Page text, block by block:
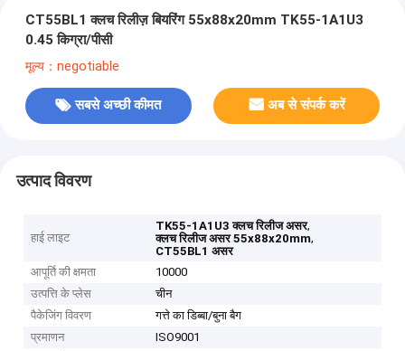
CT55BL1 क्लच रिलीज़ बियरिंग 55x88x20mm TK55-1A1U3
0.45 किग्रा/पीसी
मूल्य：negotiable
सबसे अच्छी कीमत अब से संपर्क करें
उत्पाद विवरण
हाई लाइट
TK55-1A1U3 क्लच रिलीज असर,
क्लच रिलीज असर 55x88x20mm,
CT55BL1 असर
आपूर्ति की क्षमता
10000
उत्पत्ति के प्लेस
चीन
पैकेजिंग विवरण
गत्ते का डिब्बा/बुना बैग
प्रमाणन
ISO9001